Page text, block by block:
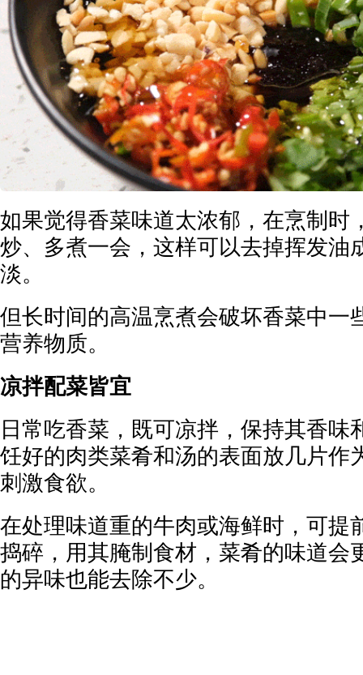
如果觉得香菜味道太浓郁，在烹制时
炒、多煮一会，这样可以去掉挥发油
淡。
但长时间的高温烹煮会破坏香菜中一
营养物质。
凉拌配菜皆宜
日常吃香菜，既可凉拌，保持其香味
饪好的肉类菜肴和汤的表面放几片作
刺激食欲。
在处理味道重的牛肉或海鲜时，可提
捣碎，用其腌制食材，菜肴的味道会
的异味也能去除不少。